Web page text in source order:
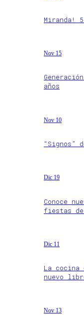
Miranda!
Nov 15
años
Nov 10
“Signos”
Dic 19
Conoce
fiestas
Dic 11
La cocina
nuevo
Nov 13